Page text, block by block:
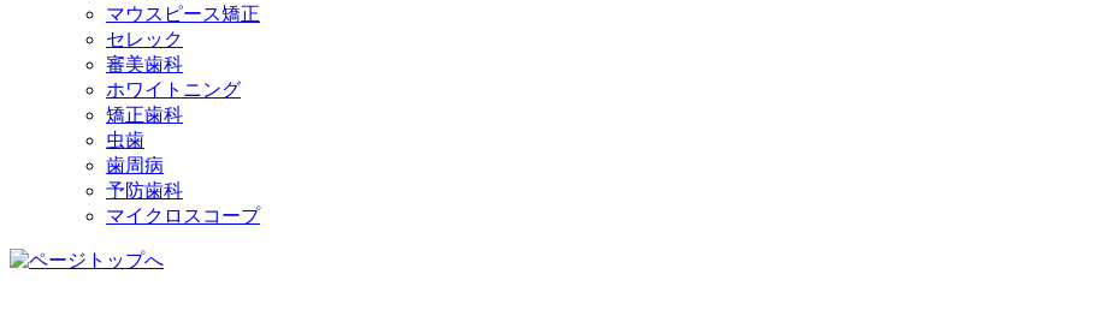
マウスピース矯正
セレック
審美歯科
ホワイトニング
矯正歯科
虫歯
歯周病
予防歯科
マイクロスコープ